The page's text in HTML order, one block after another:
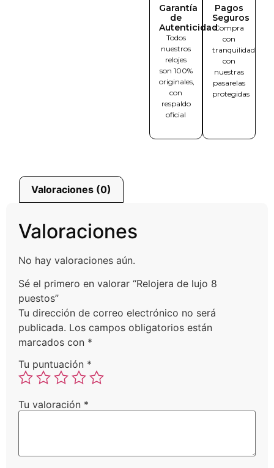
Garantía
de
Autenticidad
Todos
nuestros
relojes
son 100%
originales,
con
respaldo
oficial
Pagos
Seguros
Compra
con
tranquilidad
con
nuestras
pasarelas
protegidas
Valoraciones (0)
Valoraciones
No hay valoraciones aún.
Sé el primero en valorar “Relojera de lujo 8
puestos”
Tu dirección de correo electrónico no será
publicada. Los campos obligatorios están
marcados con *
Tu puntuación *
Tu valoración *